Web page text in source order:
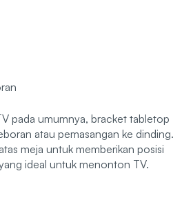
pada umumnya, bracket tabletop
atau pemasangan ke dinding.
meja untuk memberikan posisi
ideal untuk menonton TV.